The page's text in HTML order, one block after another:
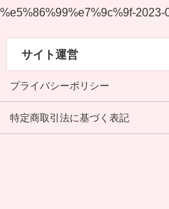
%e5%86%99%e7%9c%9f-2023-
サイト運営
プライバシーポリシー
特定商取引法に基づく表記